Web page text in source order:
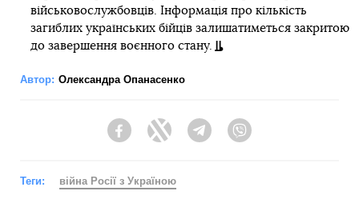
військовослужбовців. Інформація про кількість
загиблих українських бійців залишатиметься закритою
до завершення воєнного стану.
Автор: Олександра Опанасенко
FacebookTwitter Telegram
Теги: війна Росії з Україною